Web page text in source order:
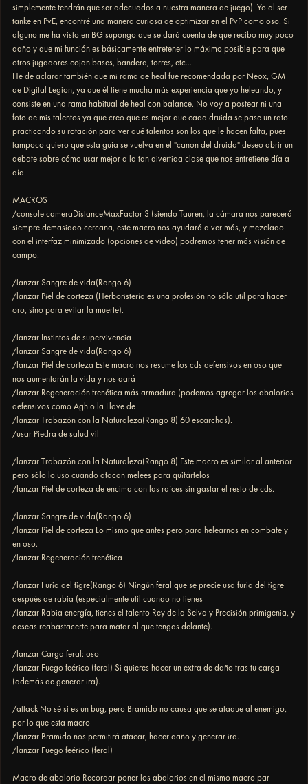
simplemente tendrán que ser adecuados a nuestra manera de juego). Yo al ser
tanke en PvE, encontré una manera curiosa de optimizar en el PvP como oso. Si
alguno me ha visto en BG supongo que se dará cuenta de que recibo muy poco
daño y que mi función es básicamente entretener lo máximo posible para que
otros jugadores cojan bases, bandera, torres, etc...
He de aclarar también que mi rama de heal fue recomendada por Neox, GM
de Digital Legion, ya que él tiene mucha más experiencia que yo heleando, y
consiste en una rama habitual de heal con balance. No voy a postear ni una
foto de mis talentos ya que creo que es mejor que cada druida se pase un rato
practicando su rotación para ver qué talentos son los que le hacen falta, pues
tampoco quiero que esta guía se vuelva en el "canon del druida" deseo abrir un
debate sobre cómo usar mejor a la tan divertida clase que nos entretiene día a
día.
MACROS
/console cameraDistanceMaxFactor 3 (siendo Tauren, la cámara nos parecerá
siempre demasiado cercana, este macro nos ayudará a ver más, y mezclado
con el interfaz minimizado (opciones de video) podremos tener más visión de
campo.
/lanzar Sangre de vida(Rango 6)
/lanzar Piel de corteza (Herboristería es una profesión no sólo util para hacer
oro, sino para evitar la muerte).
/lanzar Instintos de supervivencia
/lanzar Sangre de vida(Rango 6)
/lanzar Piel de corteza Este macro nos resume los cds defensivos en oso que
nos aumentarán la vida y nos dará
/lanzar Regeneración frenética más armadura (podemos agregar los abalorios
defensivos como Agh o la Llave de
/lanzar Trabazón con la Naturaleza(Rango 8) 60 escarchas).
/usar Piedra de salud vil
/lanzar Trabazón con la Naturaleza(Rango 8) Este macro es similar al anterior
pero sólo lo uso cuando atacan melees para quitártelos
/lanzar Piel de corteza de encima con las raíces sin gastar el resto de cds.
/lanzar Sangre de vida(Rango 6)
/lanzar Piel de corteza Lo mismo que antes pero para helearnos en combate y
en oso.
/lanzar Regeneración frenética
/lanzar Furia del tigre(Rango 6) Ningún feral que se precie usa furia del tigre
después de rabia (especialmente util cuando no tienes
/lanzar Rabia energía, tienes el talento Rey de la Selva y Precisión primigenia, y
deseas reabastacerte para matar al que tengas delante).
/lanzar Carga feral: oso
/lanzar Fuego feérico (feral) Si quieres hacer un extra de daño tras tu carga
(además de generar ira).
/attack No sé si es un bug, pero Bramido no causa que se ataque al enemigo,
por lo que esta macro
/lanzar Bramido nos permitirá atacar, hacer daño y generar ira.
/lanzar Fuego feérico (feral)
Macro de abalorio Recordar poner los abalorios en el mismo macro par